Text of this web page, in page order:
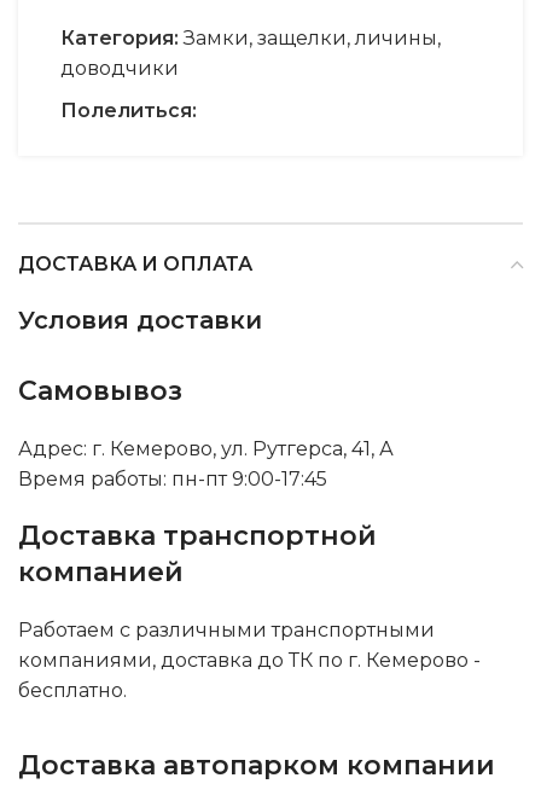
Категория: Замки, защелки, личины,
доводчики
Полелиться:
ДОСТАВКА И ОПЛАТА
Условия доставки
Самовывоз
Адрес: г. Кемерово, ул. Рутгерса, 41, А
Время работы: пн-пт 9:00-17:45
Доставка транспортной
компанией
Работаем с различными транспортными
компаниями, доставка до ТК по г. Кемерово -
бесплатно.
Доставка автопарком компании